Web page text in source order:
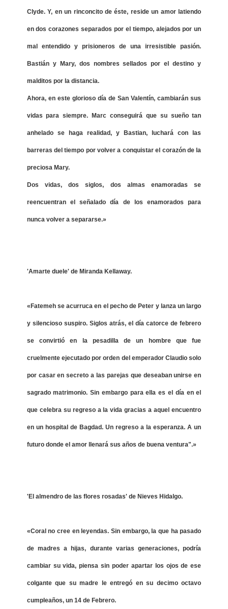
Clyde. Y, en un rinconcito de éste, reside un amor latiendo
en dos corazones separados por el tiempo, alejados por un
mal entendido y prisioneros de una irresistible pasión.
Bastián y Mary, dos nombres sellados por el destino y
malditos por la distancia.
Ahora, en este glorioso día de San Valentín, cambiarán sus
vidas para siempre. Marc conseguirá que su sueño tan
anhelado se haga realidad, y Bastian, luchará con las
barreras del tiempo por volver a conquistar el corazón de la
preciosa Mary.
Dos vidas, dos siglos, dos almas enamoradas se
reencuentran el señalado día de los enamorados para
nunca volver a separarse.»
'Amarte duele' de Miranda Kellaway.
«Fatemeh se acurruca en el pecho de Peter y lanza un largo
y silencioso suspiro. Siglos atrás, el día catorce de febrero
se convirtió en la pesadilla de un hombre que fue
cruelmente ejecutado por orden del emperador Claudio solo
por casar en secreto a las parejas que deseaban unirse en
sagrado matrimonio. Sin embargo para ella es el día en el
que celebra su regreso a la vida gracias a aquel encuentro
en un hospital de Bagdad. Un regreso a la esperanza. A un
futuro donde el amor llenará sus años de buena ventura".»
'El almendro de las flores rosadas' de Nieves Hidalgo.
«Coral no cree en leyendas. Sin embargo, la que ha pasado
de madres a hijas, durante varias generaciones, podría
cambiar su vida, piensa sin poder apartar los ojos de ese
colgante que su madre le entregó en su decimo octavo
cumpleaños, un 14 de Febrero.